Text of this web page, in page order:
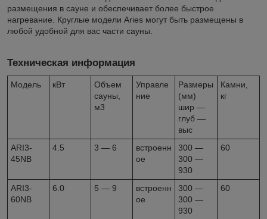
размещения в сауне и обеспечивает более быстрое
нагревание. Круглые модели Aries могут быть размещены в
любой удобной для вас части сауны.
Техническая информация
Модель кВт
Объем
сауны,
м3
Управле
ние
Размеры
(мм)
шир —
глуб —
выс
Камни,
кг
ARI3-
45NB
4.5 3 — 6
встроенн
ое
300 —
300 —
930
60
ARI3-
60NB
6.0 5 — 9
встроенн
ое
300 —
300 —
930
60